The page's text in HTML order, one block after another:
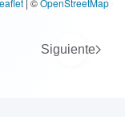
©OpenStreetMap
Siguiente